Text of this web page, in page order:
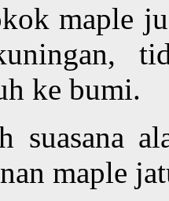
maple
ke bumi.
suasana
maple